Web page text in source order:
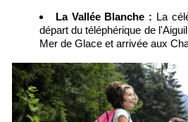
La Vallée Blanche : La
départ du téléphérique de
Mer de Glace et arrivée aux